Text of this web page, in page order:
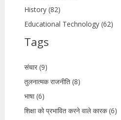
History (82)
Educational Technology (62)
Tags
संचार (9)
तुलनात्मक राजनीति (8)
भाषा (6)
शिक्षा को प्रभावित करने वाले कारक (6)